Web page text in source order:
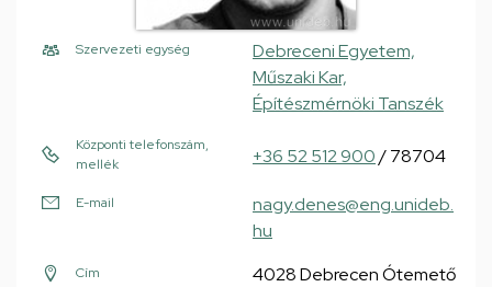
Szervezeti egység
Debreceni Egyetem,
Műszaki Kar,
Építészmérnöki Tanszék
Központi telefonszám,
mellék
+36 52 512 900/ 78704
E-mail
nagy.denes@eng.unideb.
hu
Cím
4028 Debrecen Ótemető